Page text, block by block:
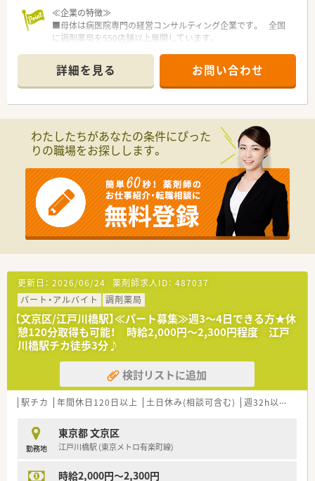
≪企業の特徴≫
■母体は病医院専門の経営コンサルティング企業です。 全国
に調剤薬局を550店舗以上展開しています。
器のリースなど幅広く事業を展開しております。
■勤務地や転勤の有無など、希望により働き方を選択できます。
■転勤のない働き方も可能です。
入社後に「転勤あり」から「転勤なし」へ
■電子薬歴・ピッキングサポートシステムを導入しています。全
店舗にて統一されています。
■糖尿病や在宅、がんといった領域などで
「社内認定専門薬剤師」の育成に力を入れており薬剤師さんの専
門性を高めています。
≪福利厚生が整っています≫
■育休復帰率は100％！
育児休業は、最大3歳に達した月の末日まで延長可能です。
■「短時間勤務制度」もあり、子育てと両立しながら勤務できる
環境です。
しております。
■「くるみんマーク」を取得しています。
≪勉強できる環境です！≫
■集合研修や階層別研修など、現段階の本人のスキルにあ応じて
研修制度が充実しています。
■幅広いキャリアプランが描けます。
詳細を見る お問い合わせ
わたしたちがあなたの条件にぴった
りの職場をお探しします。
更新日： 2026/06/24 薬剤師求人ID： 487037
パート・アルバイト
調剤薬局
【文京区/江戸川橋駅】≪パート募集≫週3～4日できる方★休
憩120分取得も可能！ 時給2,000円～2,300円程度 江戸
川橋駅チカ徒歩3分♪
検討リストに追加
駅チカ 年間休日120日以上 土日休み(相談可含む) 週32h以上
勤務地
東京都 文京区
江戸川橋駅 (東京メトロ有楽町線)
時給2,000円～2,300円